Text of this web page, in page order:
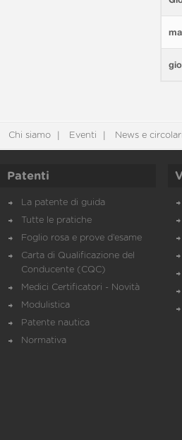
Chi siamo Eventi News e circolari
Patenti
La patente di guida
Tutte le pratiche
Foglio rosa e prove d’esame
Carta di Qualificazione del
Conducente (CQC)
Medici Certificatori - Novità
Modulistica
Patente nautica
Normativa